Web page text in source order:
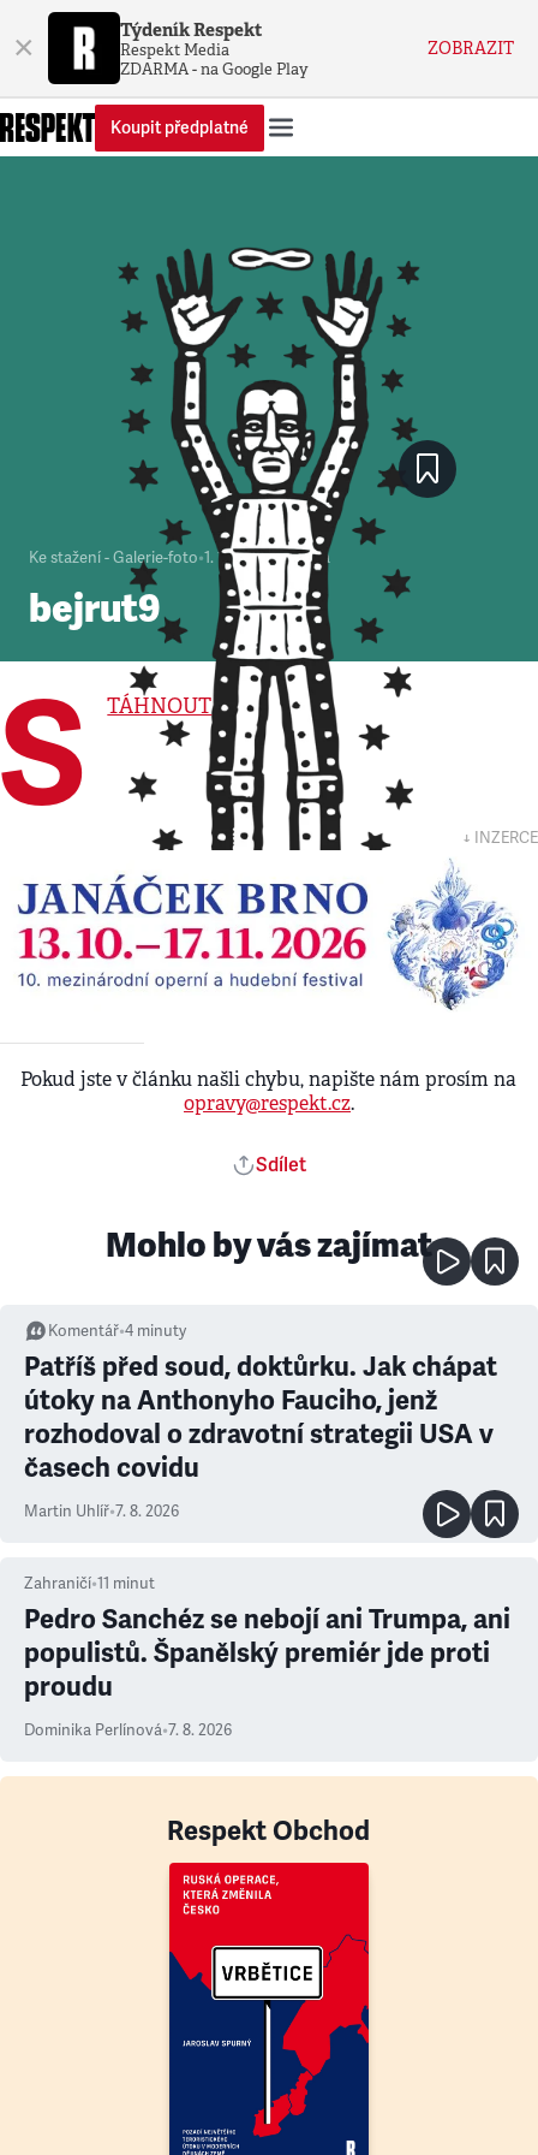
× Týdeník Respekt
Respekt Media
ZDARMA - na Google Play
ZOBRAZIT
Koupit předplatné
Ke stažení - Galerie-foto•1. 1. 2000•1minuta
bejrut9
S TÁHNOUT
↓ INZERCE
Pokud jste v článku našli chybu, napište nám prosím na
opravy@respekt.cz.
Sdílet
Mohlo by vás zajímat
Komentář•4 minuty
Patříš před soud, doktůrku. Jak chápat
útoky na Anthonyho Fauciho, jenž
rozhodoval o zdravotní strategii USA v
časech covidu
Martin Uhlíř•7. 8. 2026
Zahraničí•11 minut
Pedro Sanchéz se nebojí ani Trumpa, ani
populistů. Španělský premiér jde proti
proudu
Dominika Perlínová•7. 8. 2026
Respekt Obchod